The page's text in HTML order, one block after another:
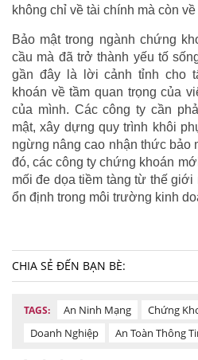
không chỉ về tài chính mà còn
Bảo mật trong ngành chứng
cầu mà đã trở thành yếu tố
gần đây là lời cảnh tỉnh cho
khoán về tầm quan trọng của
của mình. Các công ty cần
mật, xây dựng quy trình khôi
ngừng nâng cao nhận thức bảo
đó, các công ty chứng khoán
mối đe dọa tiềm tàng từ thế giới
ổn định trong môi trường kinh
CHIA SẺ ĐẾN BẠN BÈ:
TAGS: An Ninh Mạng Chứng
Doanh Nghiệp
An Toàn Thông